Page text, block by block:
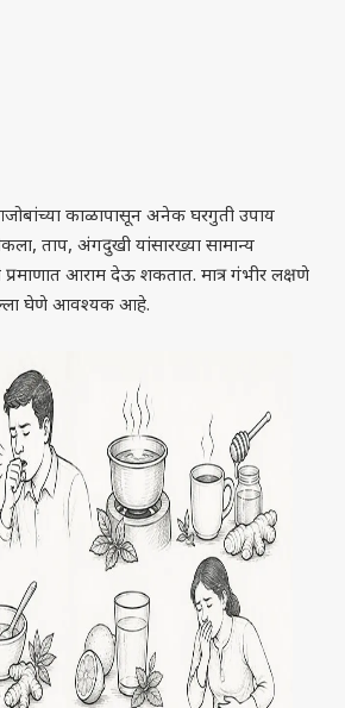
काळापासून अनेक घरगुती उपाय
ताप, अंगदुखी यांसारख्या सामान्य
प्रमाणात आराम देऊ शकतात. मात्र गंभीर लक्षणे
घेणे आवश्यक आहे.